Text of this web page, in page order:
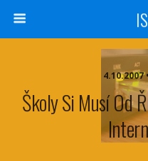
Školy Si Musí Od